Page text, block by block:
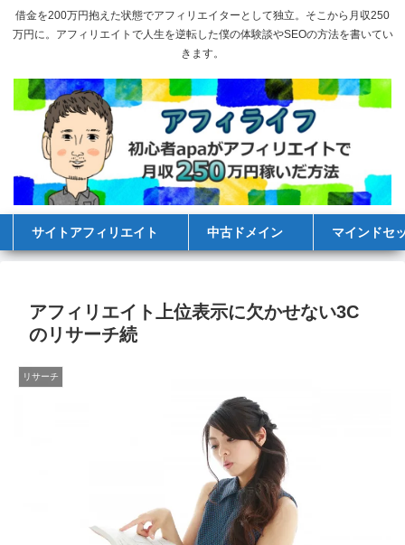
借金を200万円抱えた状態でアフィリエイターとして独立。そこから月収250
万円に。アフィリエイトで人生を逆転した僕の体験談やSEOの方法を書いてい
きます。
サイトアフィリエイト 中古ドメイン マインドセ
アフィリエイト上位表示に欠かせない3C
のリサーチ続
リサーチ